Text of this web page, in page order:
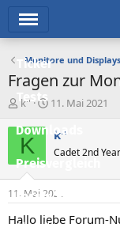
Ticker
Tests
Downloads
Preisvergleich
Forum
Aktuelles
Monitore und Displays
Fragen zur
E
s
e
e
r
k''
E
e
l
t
a
11. Mai 2021
K k''
Cadet 2nd Year
11. Mai 2021
Hallo liebe Forum-